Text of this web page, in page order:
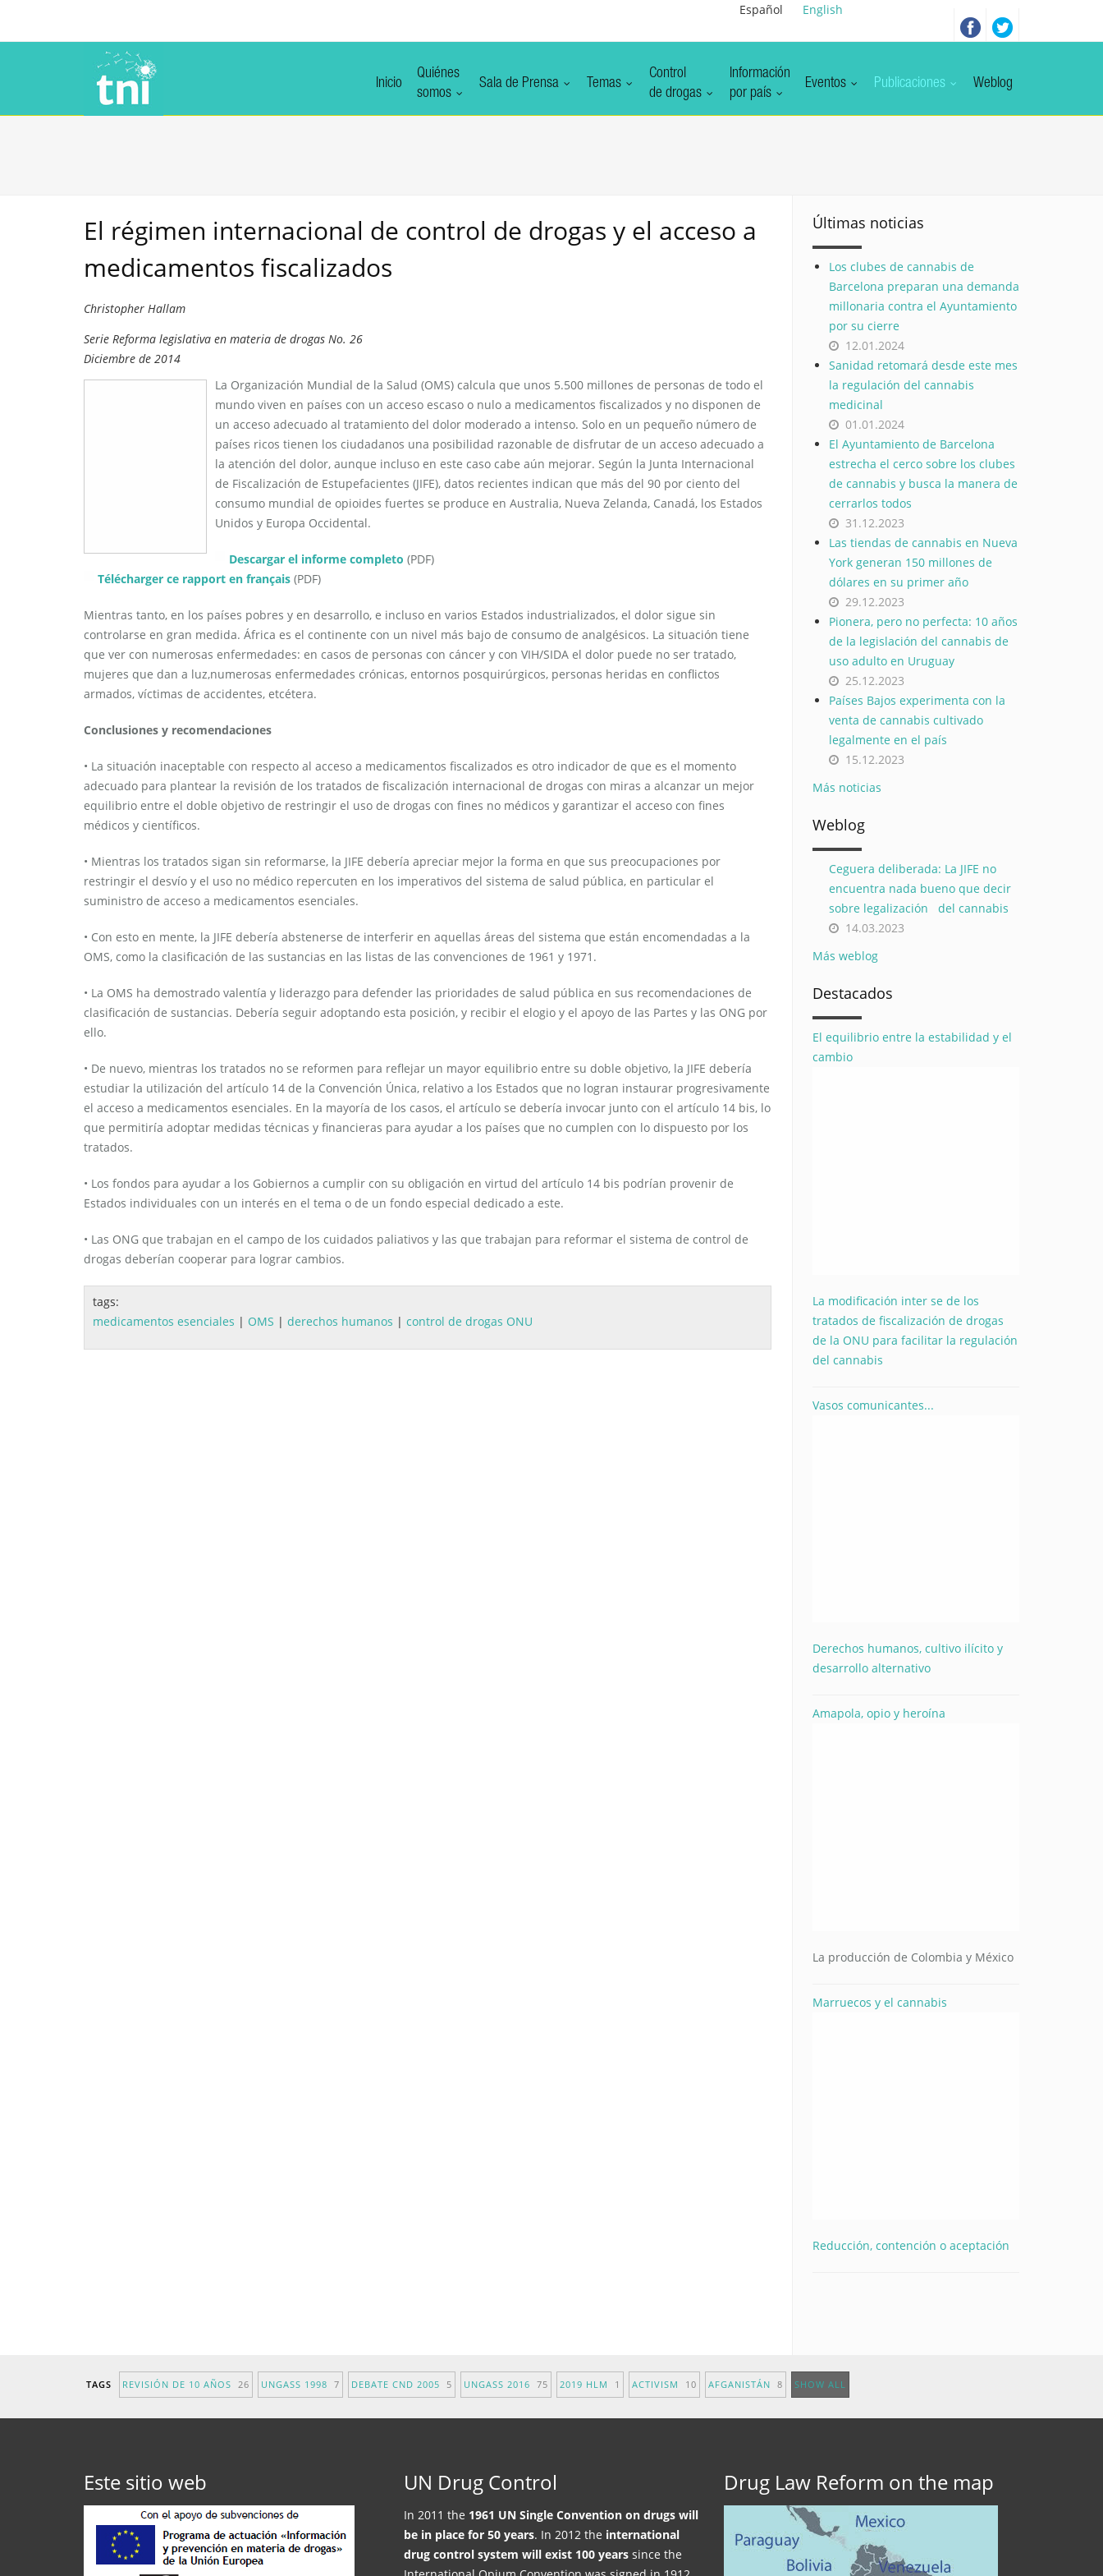
Español English
Inicio
Quiénes
somos
Sala de Prensa Temas
Control
de drogas
Información
por país
Eventos Publicaciones Weblog
El régimen internacional de control de drogas y el acceso a
medicamentos fiscalizados
Christopher Hallam
Serie Reforma legislativa en materia de drogas No. 26
Diciembre de 2014
La Organización Mundial de la Salud (OMS) calcula que unos 5.500 millones de personas de todo el
mundo viven en países con un acceso escaso o nulo a medicamentos fiscalizados y no disponen de
un acceso adecuado al tratamiento del dolor moderado a intenso. Solo en un pequeño número de
países ricos tienen los ciudadanos una posibilidad razonable de disfrutar de un acceso adecuado a
la atención del dolor, aunque incluso en este caso cabe aún mejorar. Según la Junta Internacional
de Fiscalización de Estupefacientes (JIFE), datos recientes indican que más del 90 por ciento del
consumo mundial de opioides fuertes se produce en Australia, Nueva Zelanda, Canadá, los Estados
Unidos y Europa Occidental.
Descargar el informe completo (PDF)
Télécharger ce rapport en français (PDF)
Mientras tanto, en los países pobres y en desarrollo, e incluso en varios Estados industrializados, el dolor sigue sin
controlarse en gran medida. África es el continente con un nivel más bajo de consumo de analgésicos. La situación tiene
que ver con numerosas enfermedades: en casos de personas con cáncer y con VIH/SIDA el dolor puede no ser tratado,
mujeres que dan a luz,numerosas enfermedades crónicas, entornos posquirúrgicos, personas heridas en conflictos
armados, víctimas de accidentes, etcétera.
Conclusiones y recomendaciones
• La situación inaceptable con respecto al acceso a medicamentos fiscalizados es otro indicador de que es el momento
adecuado para plantear la revisión de los tratados de fiscalización internacional de drogas con miras a alcanzar un mejor
equilibrio entre el doble objetivo de restringir el uso de drogas con fines no médicos y garantizar el acceso con fines
médicos y científicos.
• Mientras los tratados sigan sin reformarse, la JIFE debería apreciar mejor la forma en que sus preocupaciones por
restringir el desvío y el uso no médico repercuten en los imperativos del sistema de salud pública, en particular el
suministro de acceso a medicamentos esenciales.
• Con esto en mente, la JIFE debería abstenerse de interferir en aquellas áreas del sistema que están encomendadas a la
OMS, como la clasificación de las sustancias en las listas de las convenciones de 1961 y 1971.
• La OMS ha demostrado valentía y liderazgo para defender las prioridades de salud pública en sus recomendaciones de
clasificación de sustancias. Debería seguir adoptando esta posición, y recibir el elogio y el apoyo de las Partes y las ONG por
ello.
• De nuevo, mientras los tratados no se reformen para reflejar un mayor equilibrio entre su doble objetivo, la JIFE debería
estudiar la utilización del artículo 14 de la Convención Única, relativo a los Estados que no logran instaurar progresivamente
el acceso a medicamentos esenciales. En la mayoría de los casos, el artículo se debería invocar junto con el artículo 14 bis, lo
que permitiría adoptar medidas técnicas y financieras para ayudar a los países que no cumplen con lo dispuesto por los
tratados.
• Los fondos para ayudar a los Gobiernos a cumplir con su obligación en virtud del artículo 14 bis podrían provenir de
Estados individuales con un interés en el tema o de un fondo especial dedicado a este.
• Las ONG que trabajan en el campo de los cuidados paliativos y las que trabajan para reformar el sistema de control de
drogas deberían cooperar para lograr cambios.
tags:
medicamentos esenciales | OMS | derechos humanos | control de drogas ONU
Últimas noticias
Los clubes de cannabis de
Barcelona preparan una demanda
millonaria contra el Ayuntamiento
por su cierre
12.01.2024
Sanidad retomará desde este mes
la regulación del cannabis
medicinal
01.01.2024
El Ayuntamiento de Barcelona
estrecha el cerco sobre los clubes
de cannabis y busca la manera de
cerrarlos todos
31.12.2023
Las tiendas de cannabis en Nueva
York generan 150 millones de
dólares en su primer año
29.12.2023
Pionera, pero no perfecta: 10 años
de la legislación del cannabis de
uso adulto en Uruguay
25.12.2023
Países Bajos experimenta con la
venta de cannabis cultivado
legalmente en el país
15.12.2023
Más noticias
Weblog
Ceguera deliberada: La JIFE no
encuentra nada bueno que decir
sobre legalización del cannabis
14.03.2023
Más weblog
Destacados
El equilibrio entre la estabilidad y el
cambio
La modificación inter se de los
tratados de fiscalización de drogas
de la ONU para facilitar la regulación
del cannabis
Vasos comunicantes...
Derechos humanos, cultivo ilícito y
desarrollo alternativo
Amapola, opio y heroína
La producción de Colombia y México
Marruecos y el cannabis
Reducción, contención o aceptación
TAGS REVISIÓN DE 10 AÑOS 26 UNGASS 1998 7 DEBATE CND 2005 5 UNGASS 2016 75 2019 HLM 1 ACTIVISM 10 AFGANISTÁN 8 SHOW ALL
Este sitio web UN Drug Control
In 2011 the 1961 UN Single Convention on drugs will
be in place for 50 years. In 2012 the international
drug control system will exist 100 years since the
Drug Law Reform on the map